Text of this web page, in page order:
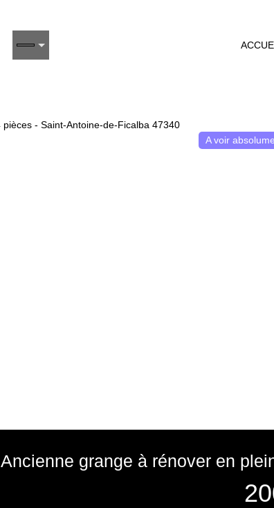
A voir
Ancienne grange à rénover en